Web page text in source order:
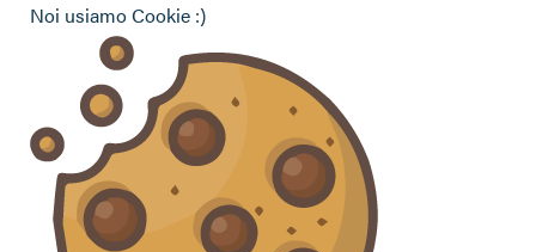
Vuoi contattarci per ricevere assistenza, lasciare un
commento o chiedere informazioni?
CONTATTACI
Seguici sui social
Noi usiamo Cookie :)